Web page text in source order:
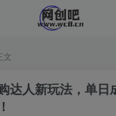
文
达人新玩法，单日